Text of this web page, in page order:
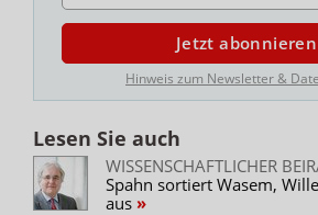
Jetzt abonnieren
Hinweis zum Newsletter &
Lesen Sie auch
WISSENSCHAFTLICHER
Spahn sortiert Wasem,
aus